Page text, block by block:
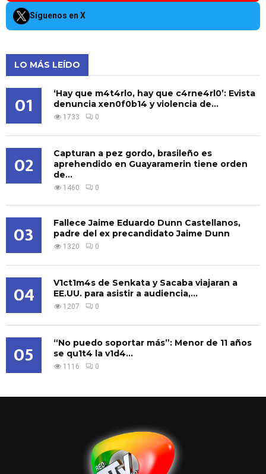
Síguenos en X
LO MÁS LEÍDO
01
‘Hay que m4t4rlo, hay que c4rne4rl0’: Evista
denuncia xen0f0b14 y violencia de...
1733 0
02
Capturan a pez gordo, brasileño es
aprehendido en Guayaramerin tiene orden
de...
1460 0
03
Fallece Jaime Eduardo Dunn Castellanos,
padre del ex precandidato Jaime Dunn
1320 0
04
V1ct1m4s de Senkata y Sacaba viajaran a
EE.UU. para asistir a audiencia,...
1207 0
05
“No puedo soportar más”: Menor de 11 años
se qu1t4 la v1d4...
1116 0